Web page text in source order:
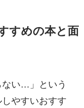
すめの本と面
ない…」という
やすいおすす